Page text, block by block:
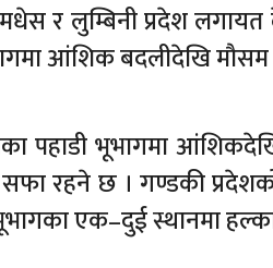
र लुम्बिनी प्रदेश
आंशिक बदलीदेखि
पहाडी भूभागमा
रहने छ । गण्डकी
एक–दुई स्थानमा